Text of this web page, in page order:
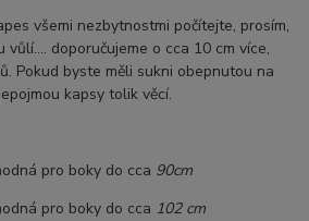
všemi nezbytnostmi počítejte, prosím,
doporučujeme o cca 10 cm více,
Pokud byste měli sukni obepnutou na
kapsy tolik věcí.
pro boky do cca 90cm
pro boky do cca 102 cm